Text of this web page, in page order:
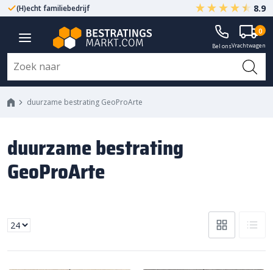
(H)echt familiebedrijf Gegarandeerd A-kwaliteit
8.9
Bel onsVrachtwagen
0
duurzame bestrating GeoProArte
duurzame bestrating
GeoProArte